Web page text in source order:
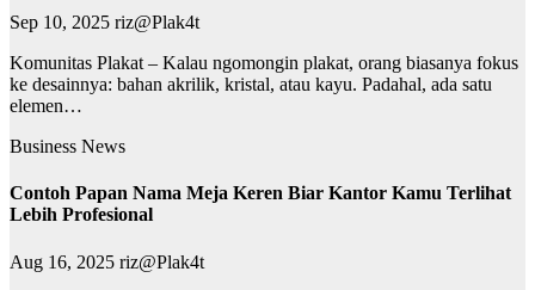
Sep 10, 2025 riz@Plak4t
Komunitas Plakat – Kalau ngomongin plakat, orang biasanya fokus
ke desainnya: bahan akrilik, kristal, atau kayu. Padahal, ada satu
elemen…
Business News
Contoh Papan Nama Meja Keren Biar Kantor Kamu Terlihat
Lebih Profesional
Aug 16, 2025 riz@Plak4t